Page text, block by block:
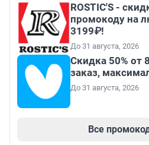
ROSTIC'S -
промокоду на
3199₽!
До 31 августа, 2026
Скидка 50% от
заказ,
До 31 августа, 2026
Все